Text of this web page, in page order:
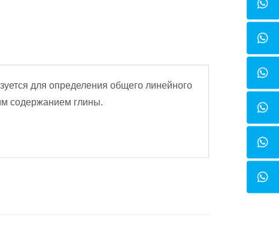
для определения общего линейного
содержанием глины.